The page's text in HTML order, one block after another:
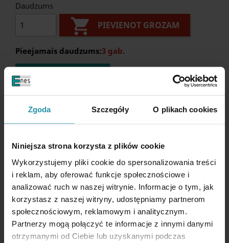
Zgoda Szczegóły O plikach cookies
Niniejsza strona korzysta z plików cookie
Wykorzystujemy pliki cookie do spersonalizowania treści
i reklam, aby oferować funkcje społecznościowe i
analizować ruch w naszej witrynie. Informacje o tym, jak
korzystasz z naszej witryny, udostępniamy partnerom
społecznościowym, reklamowym i analitycznym.
Partnerzy mogą połączyć te informacje z innymi danymi
otrzymanymi od Ciebie lub uzyskanymi podczas
Daudzums
 PIEVIENOT GROZAM
Pieejamais daudzums:3 gab.
VEIKTSPĒJAS PARAMETRI
Ražotājs
Stronghandtools
Augstums
180-310 [mm]